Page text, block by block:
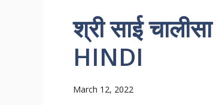
श्री साई
HINDI
March 12, 2022